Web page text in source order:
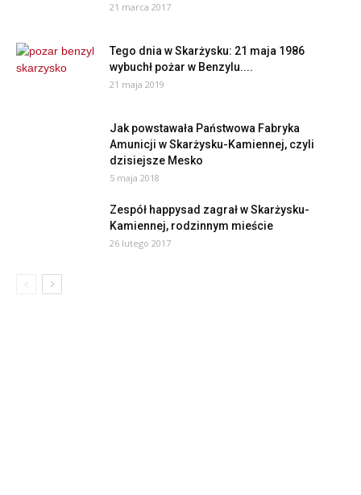
21 marca 2017
Tego dnia w Skarżysku: 21 maja 1986
wybuchł pożar w Benzylu....
21 maja 2019
Jak powstawała Państwowa Fabryka
Amunicji w Skarżysku-Kamiennej, czyli
dzisiejsze Mesko
5 maja 2018
Zespół happysad zagrał w Skarżysku-
Kamiennej, rodzinnym mieście
26 lutego 2017